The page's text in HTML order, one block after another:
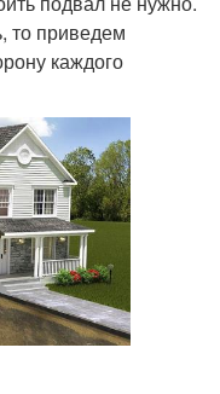
то приведем
каждого